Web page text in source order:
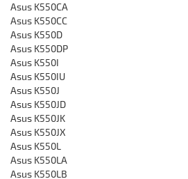
Asus K550CA
Asus K550CC
Asus K550D
Asus K550DP
Asus K550I
Asus K550IU
Asus K550J
Asus K550JD
Asus K550JK
Asus K550JX
Asus K550L
Asus K550LA
Asus K550LB